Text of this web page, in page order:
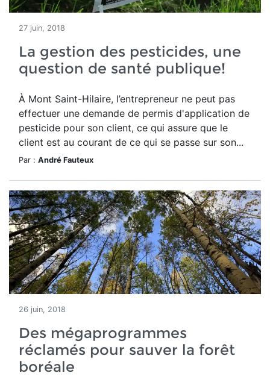
27 juin, 2018
La gestion des pesticides, une
question de santé publique!
À Mont Saint-Hilaire, l’entrepreneur ne peut pas
effectuer une demande de permis d'application de
pesticide pour son client, ce qui assure que le
client est au courant de ce qui se passe sur son...
Par : André Fauteux
26 juin, 2018
Des mégaprogrammes
réclamés pour sauver la forêt
boréale